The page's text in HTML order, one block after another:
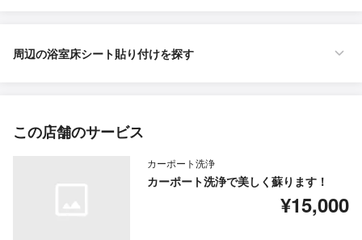
周辺の浴室床シート貼り付けを探す
この店舗のサービス
カーポート洗浄
カーポート洗浄で美しく蘇ります！
¥15,000